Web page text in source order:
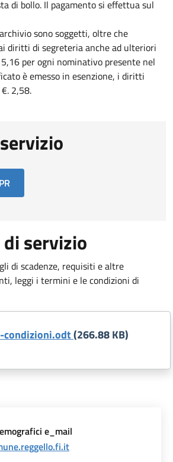
di bollo. Il pagamento si effettua sul
sono soggetti, oltre che
diritti di segreteria anche ad ulteriori
per ogni nominativo presente nel
è emesso in esenzione, i diritti
2,58.
servizio
di scadenze, requisiti e altre
leggi i termini e le condizioni di
condizioni.odt(266.88 KB)
e_mail